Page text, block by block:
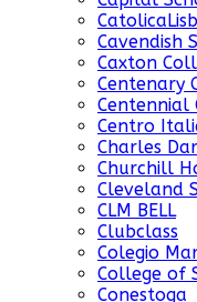
Cavendish
Caxton
Centenary
Centennial
Centro
Charles
Churchill
Cleveland
CLM BELL
Clubclass
Colegio
College of
Conestoga